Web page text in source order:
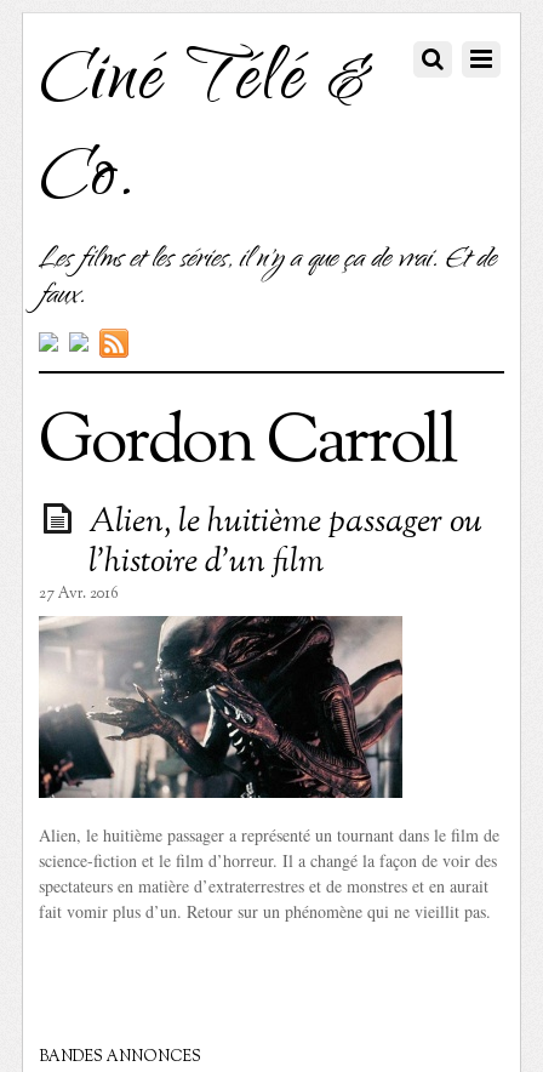
Ciné Télé &
Co.
Les films et les séries, il n'y a que ça de vrai. Et de
faux.
Gordon Carroll
Alien, le huitième passager ou
l’histoire d’un film
27 Avr. 2016
Alien, le huitième passager a représenté un tournant dans le film de
science-fiction et le film d’horreur. Il a changé la façon de voir des
spectateurs en matière d’extraterrestres et de monstres et en aurait
fait vomir plus d’un. Retour sur un phénomène qui ne vieillit pas.
BANDES ANNONCES